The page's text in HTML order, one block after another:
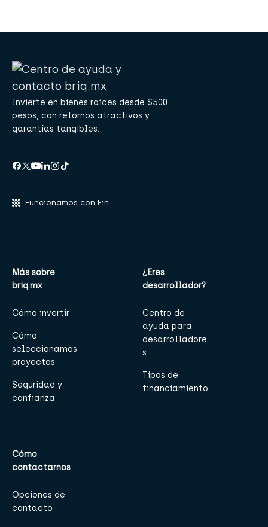
Invierte en bienes raíces desde $500
pesos, con retornos atractivos y
garantías tangibles.
Funcionamos con Fin
Más sobre
briq.mx
Cómo invertir
Cómo
seleccionamos
proyectos
Seguridad y
confianza
¿Eres
desarrollador?
Centro de
ayuda para
desarrolladore
s
Tipos de
financiamiento
Cómo
contactarnos
Opciones de
contacto